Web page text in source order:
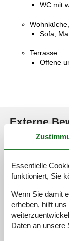
WC mit
Sofa,
Terrasse
Offene
Externe
Unsere
4,0
Essentielle
funktioniert, Sie
Wenn Sie damit
erheben, hilft
Daten an unsere